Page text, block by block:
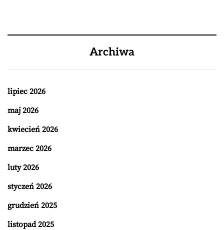
Archiwa
lipiec 2026
maj 2026
kwiecień 2026
marzec 2026
luty 2026
styczeń 2026
grudzień 2025
listopad 2025